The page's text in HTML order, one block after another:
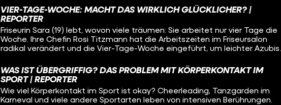
zu einer Magenlähmung führt. Ob sie es schaffen wird, wieder zu reiten?
VIER-TAGE-WOCHE: MACHT DAS WIRKLICH GLÜCKLICHER? |
REPORTER
Friseurin Sara (19) lebt, wovon viele träumen: Sie arbeitet nur vier Tage die
Woche. Ihre Chefin Rosi Titzmann hat die Arbeitszeiten im Friseursalon
radikal verändert und die Vier-Tage-Woche eingeführt, um leichter Azubis
WAS IST ÜBERGRIFFIG? DAS PROBLEM MIT KÖRPERKONTAKT IM
SPORT | REPORTER
Wie viel Körperkontakt im Sport ist okay? Cheerleading, Tanzgarden im
Karneval und viele andere Sportarten leben von intensiven Berührungen.